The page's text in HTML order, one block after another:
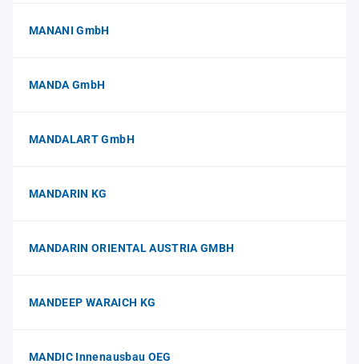
MANANI GmbH
MANDA GmbH
MANDALART GmbH
MANDARIN KG
MANDARIN ORIENTAL AUSTRIA GMBH
MANDEEP WARAICH KG
MANDIC Innenausbau OEG